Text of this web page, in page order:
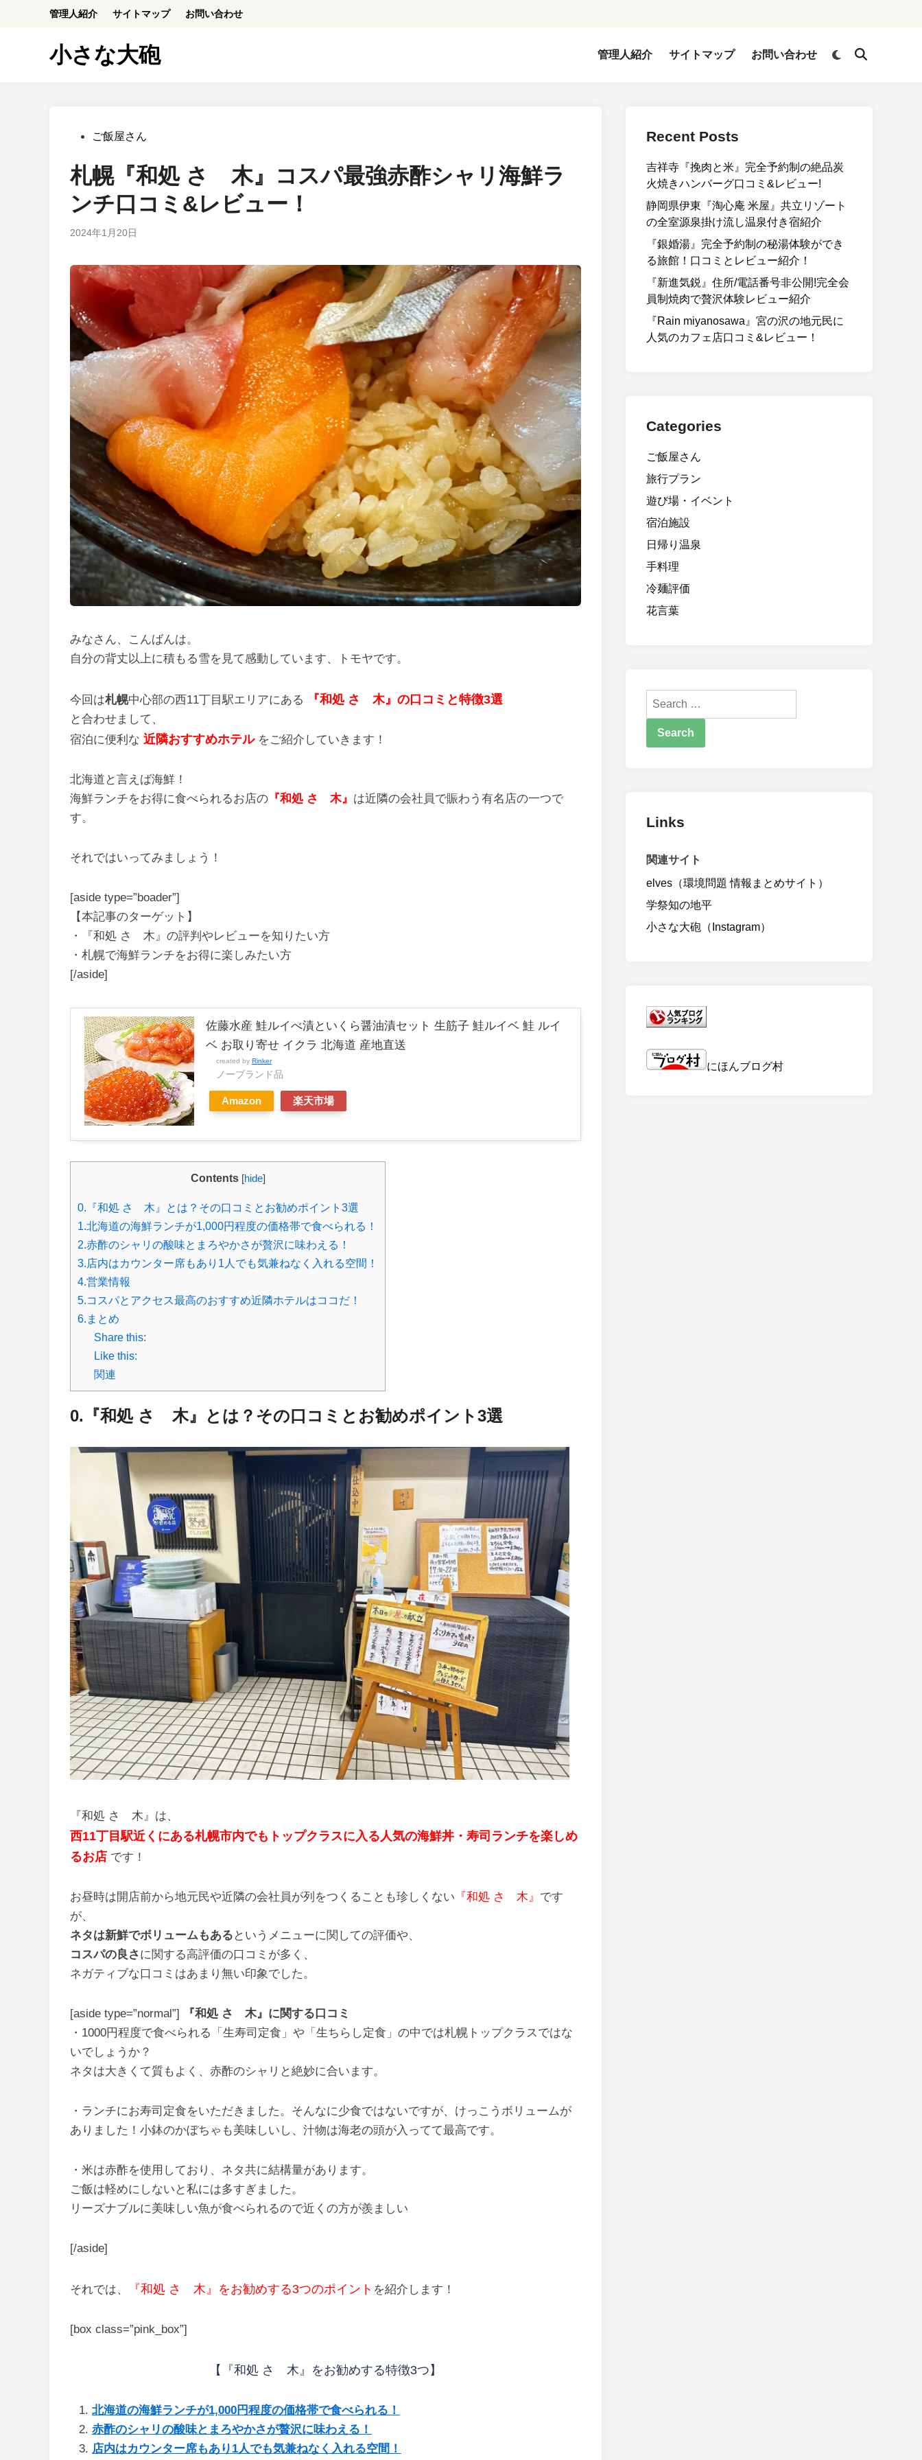
管理人紹介 サイトマップ お問い合わせ
小さな大砲 管理人紹介 サイトマップ お問い合わせ
Switch
Open
Postedご飯屋さん
札幌『和処 さゝ木』コスパ最強赤酢シャリ海鮮ラ
ンチ口コミ&レビュー！
2024年1月20日
みなさん、こんばんは。
自分の背丈以上に積もる雪を見て感動しています、トモヤです。
今回は札幌中心部の西11丁目駅エリアにある 『和処 さゝ木』の口コミと特徴3選
と合わせまして、
宿泊に便利な 近隣おすすめホテル をご紹介していきます！
北海道と言えば海鮮！
海鮮ランチをお得に食べられるお店の 『和処 さゝ木』 は近隣の会社員で賑わう有名店の一つで
す。
それではいってみましょう！
[aside type=”boader”]
【本記事のターゲット】
・『和処 さゝ木』の評判やレビューを知りたい方
・札幌で海鮮ランチをお得に楽しみたい方
[/aside]
佐藤水産 鮭ルイべ漬といくら醤油漬セット 生筋子 鮭ルイベ 鮭 ルイ
ベ お取り寄せ イクラ 北海道 産地直送
created by Rinker
ノーブランド品
Amazon 楽天市場
Contents [hide]
0.『和処 さゝ木』とは？その口コミとお勧めポイント3選
1.北海道の海鮮ランチが1,000円程度の価格帯で食べられる！
2.赤酢のシャリの酸味とまろやかさが贅沢に味わえる！
3.店内はカウンター席もあり1人でも気兼ねなく入れる空間！
4.営業情報
5.コスパとアクセス最高のおすすめ近隣ホテルはココだ！
6.まとめ
Share this:
Like this:
関連
0.『和処 さゝ木』とは？その口コミとお勧めポイント3選
『和処 さゝ木』は、
西11丁目駅近くにある札幌市内でもトップクラスに入る人気の海鮮丼・寿司ランチを楽しめ
るお店 です！
お昼時は開店前から地元民や近隣の会社員が列をつくることも珍しくない 『和処 さゝ木』 です
が、
ネタは新鮮でボリュームもある というメニューに関しての評価や、
コスパの良さ に関する高評価の口コミが多く、
ネガティブな口コミはあまり無い印象でした。
[aside type=”normal”]
『和処 さゝ木』に関する口コミ
・1000円程度で食べられる「生寿司定食」や「生ちらし定食」の中では札幌トップクラスではな
いでしょうか？
ネタは大きくて質もよく、赤酢のシャリと絶妙に合います。
・ランチにお寿司定食をいただきました。そんなに少食ではないですが、けっこうボリュームが
ありました！小鉢のかぼちゃも美味しいし、汁物は海老の頭が入ってて最高です。
・米は赤酢を使用しており、ネタ共に結構量があります。
ご飯は軽めにしないと私には多すぎました。
リーズナブルに美味しい魚が食べられるので近くの方が羨ましい
[/aside]
それでは、 『和処 さゝ木』をお勧めする3つのポイント を紹介します！
[box class=”pink_box”]
【『和処 さゝ木』をお勧めする特徴3つ】
北海道の海鮮ランチが1,000円程度の価格帯で食べられる！
赤酢のシャリの酸味とまろやかさが贅沢に味わえる！
店内はカウンター席もあり1人でも気兼ねなく入れる空間！
Recent Posts
吉祥寺『挽肉と米』完全予約制の絶品炭
火焼きハンバーグ口コミ&レビュー!
静岡県伊東『淘心庵 米屋』共立リゾート
の全室源泉掛け流し温泉付き宿紹介
『銀婚湯』完全予約制の秘湯体験ができ
る旅館！口コミとレビュー紹介！
『新進気鋭』住所/電話番号非公開!完全会
員制焼肉で贅沢体験レビュー紹介
『Rain miyanosawa』宮の沢の地元民に
人気のカフェ店口コミ&レビュー！
Categories
ご飯屋さん
旅行プラン
遊び場・イベント
宿泊施設
日帰り温泉
手料理
冷麺評価
花言葉
Search
Links
関連サイト
elves（環境問題 情報まとめサイト）
学祭知の地平
小さな大砲（Instagram）
にほんブログ村